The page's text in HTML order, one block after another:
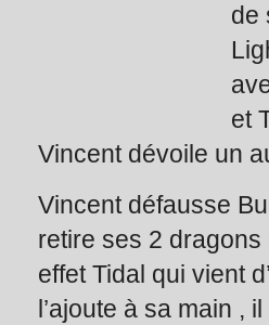
de
et
Vincent dévoile un
Vincent défausse
retire ses 2 dragons
effet Tidal qui vient
l’ajoute à sa main ,